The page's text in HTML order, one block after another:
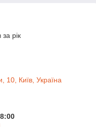
рік
10, Київ, Україна